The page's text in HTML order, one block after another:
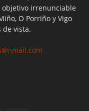
objetivo irrenunciable
O Porriño y Vigo
de vista.